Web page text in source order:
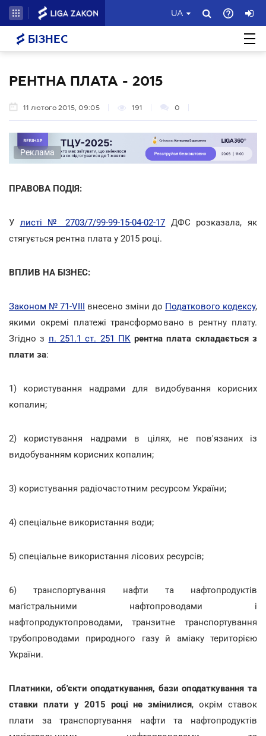
UA
БІЗНЕС
РЕНТНА ПЛАТА - 2015
11 лютого 2015, 09:05 191 0
Реклама
ПРАВОВА ПОДІЯ:
У листі № 2703/7/99-99-15-04-02-17 ДФС розказала, як
стягується рентна плата у 2015 році.
ВПЛИВ НА БІЗНЕС:
Законом № 71-VIII внесено зміни до Податкового кодексу,
якими окремі платежі трансформовано в рентну плату.
Згідно з п. 251.1 ст. 251 ПК рентна плата складається з
плати за:
1) користування надрами для видобування корисних
копалин;
2) користування надрами в цілях, не пов'язаних із
видобуванням корисних копалин;
3) користування радіочастотним ресурсом України;
4) спеціальне використання води;
5) спеціальне використання лісових ресурсів;
6) транспортування нафти та нафтопродуктів
магістральними нафтопроводами і
нафтопродуктопроводами, транзитне транспортування
трубопроводами природного газу й аміаку територією
України.
Платники, об'єкти оподаткування, бази оподаткування та
ставки плати у 2015 році не змінилися, окрім ставок
плати за транспортування нафти та нафтопродуктів